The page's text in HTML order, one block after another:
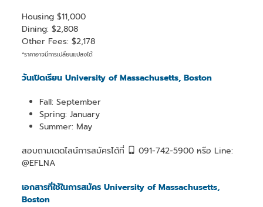
Housing $11,000
Dining: $2,808
Other Fees: $2,178
*ราคาอาจมีการเปลี่ยนแปลงได้
วันเปิดเรียน University of Massachusetts, Boston
Fall: September
Spring: January
Summer: May
สอบถามเดดไลน์การสมัครได้ที่
091-742-5900 หรือ Line:
@EFLNA
เอกสารที่ใช้ในการสมัคร University of Massachusetts,
Boston